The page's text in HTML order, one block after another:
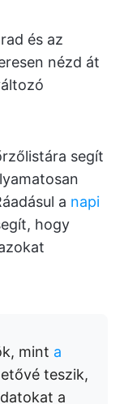
és az
nézd át
segít
a napi
hogy
mint a
teszik,
a